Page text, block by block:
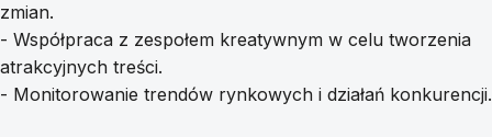
zmian.
- Współpraca z zespołem kreatywnym w celu tworzenia
atrakcyjnych treści.
- Monitorowanie trendów rynkowych i działań konkurencji.